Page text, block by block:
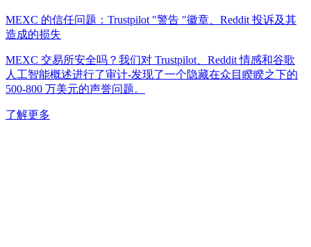
MEXC 的信任问题：Trustpilot "警告 "徽章、Reddit 投诉及其
造成的损失
MEXC 交易所安全吗？我们对 Trustpilot、Reddit 情感和谷歌
人工智能概述进行了审计-发现了一个隐藏在众目睽睽之下的
500-800 万美元的声誉问题。
了解更多